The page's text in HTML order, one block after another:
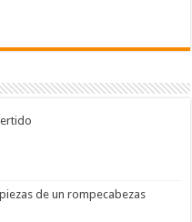
de un rompecabezas